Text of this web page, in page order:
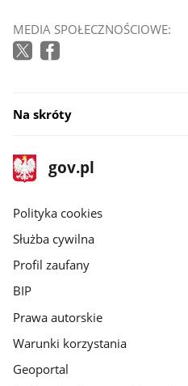
MEDIA SPOŁECZNOŚCIOWE:
Na skróty
stopka
gov.pl
Strona
gov.pl
gov.pl
Polityka cookies
Służba cywilna
Profil zaufany
BIP
Prawa autorskie
Warunki korzystania
Geoportal